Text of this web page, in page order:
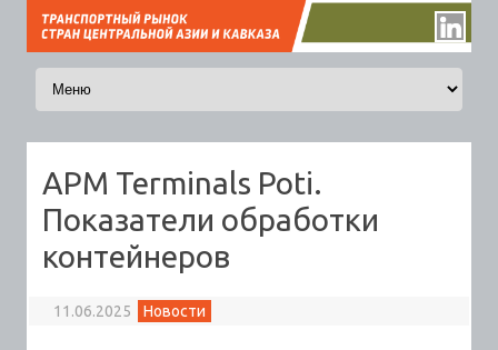
Перейти к содержимому
APM Terminals Poti.
Показатели обработки
контейнеров
11.06.2025 Новости